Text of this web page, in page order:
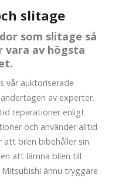
slitage
som slitage så
av högsta
vår auktoriserade
av experter.
reparationer enligt
och använder alltid
att bilen bibehåller sin
att lämna bilen till
ännu tryggare